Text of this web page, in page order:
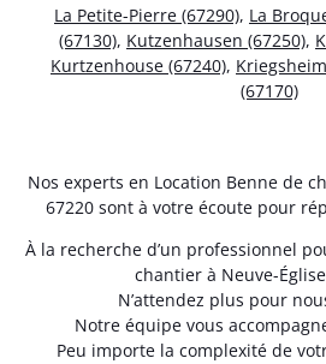
La Petite-Pierre (67290), La
(67130), Kutzenhausen (67250),
Kurtzenhouse (67240),
(67170)
Nos experts en Location Benne de
67220 sont à votre écoute pour
À la recherche d’un professionnel
chantier à Neuve-
N’attendez plus pour
Notre équipe vous
Peu importe la complexité de